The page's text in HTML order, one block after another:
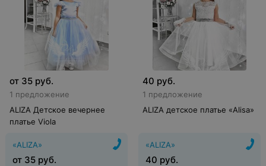
от 35 руб.
1 предложение
ALIZA Детское вечернее
платье Viola
«ALIZA»
от 35 руб.
40 руб.
1 предложение
ALIZA детское платье «Alisa»
«ALIZA»
40 руб.